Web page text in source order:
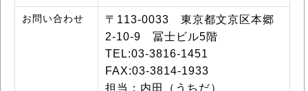
お問い合わせ
〒113-0033 東京都文京区本郷
2-10-9 冨士ビル5階
TEL:03-3816-1451
FAX:03-3814-1933
担当：内田（うちだ）